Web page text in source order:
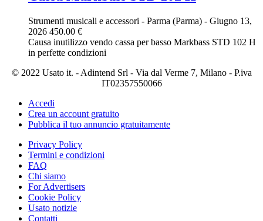
Strumenti musicali e accessori - Parma (Parma) - Giugno 13,
2026 450.00 €
Causa inutilizzo vendo cassa per basso Markbass STD 102 H
in perfette condizioni
© 2022 Usato it. - Adintend Srl - Via dal Verme 7, Milano - P.iva
IT02357550066
Accedi
Crea un account gratuito
Pubblica il tuo annuncio gratuitamente
Privacy Policy
Termini e condizioni
FAQ
Chi siamo
For Advertisers
Cookie Policy
Usato notizie
Contatti